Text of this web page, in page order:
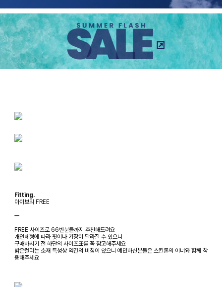
Fitting.
아이보리 FREE
ㅡ
FREE 사이즈로 66반분들까지 추천해드려요
개인체형에 따라 핏이나 기장이 달라질 수 있으니
구매하시기 전 하단의 사이즈표를 꼭 참고해주세요
밝은컬러는 소재 특성상 약간의 비침이 있으니 예민하신분들은 스킨톤의 이너와 함께 착
용해주세요